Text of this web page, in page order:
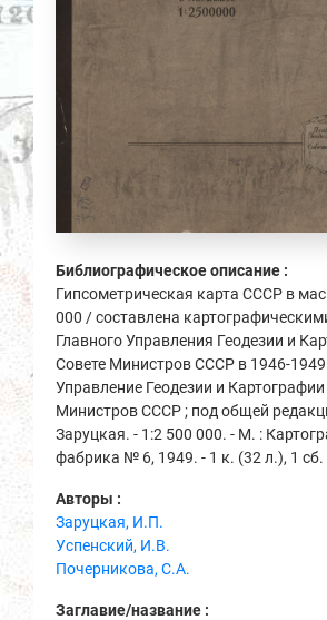
Библиографическое описание :
Гипсометрическая карта СССР в
000 / составлена
Главного Управления Геодезии и
Совете Министров СССР в 1946-1949
Управление Геодезии и
Министров СССР ; под общей
Заруцкая. - 1:2 500 000. - М. :
фабрика № 6, 1949. - 1 к. (32 л.), 1 сб.
Авторы :
Заруцкая, И.П.
Успенский, И.В.
Почерникова, С.А.
Заглавие/название :